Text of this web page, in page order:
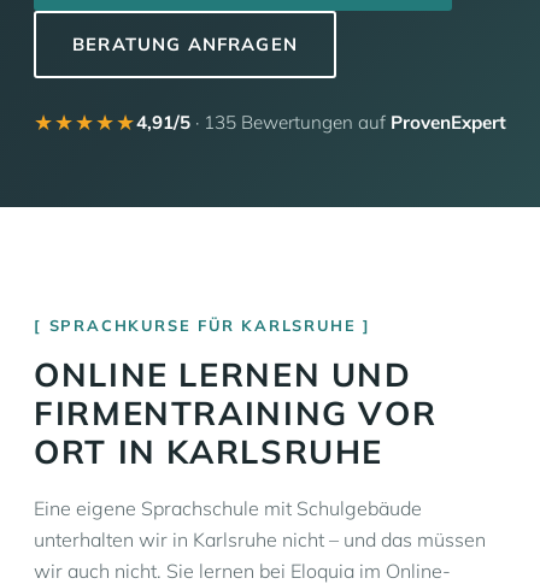
BERATUNG ANFRAGEN
★★★★★4,91/5 · 135 Bewertungen auf ProvenExpert
SPRACHKURSE FÜR KARLSRUHE
ONLINE LERNEN UND
FIRMENTRAINING VOR
ORT IN KARLSRUHE
Eine eigene Sprachschule mit Schulgebäude
unterhalten wir in Karlsruhe nicht – und das müssen
wir auch nicht. Sie lernen bei Eloquia im Online-